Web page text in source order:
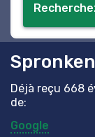
Déjà reçu 668
de:
Google